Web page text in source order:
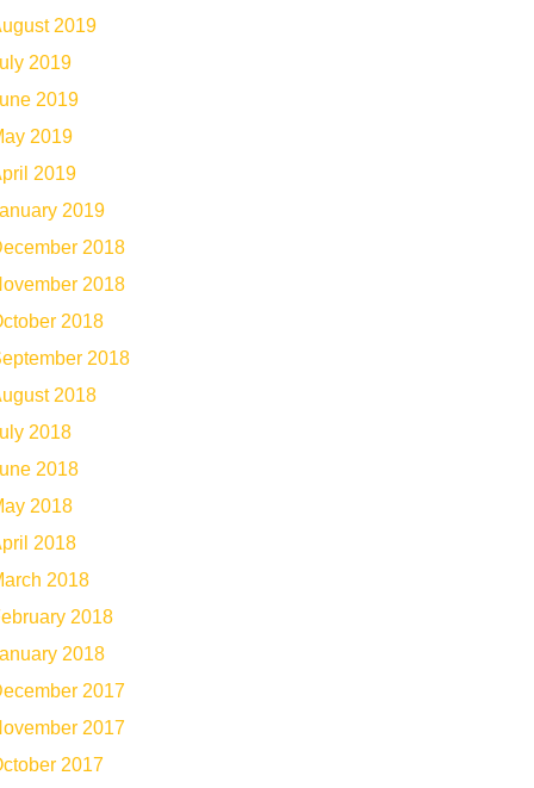
2019
2019
2019
2019
2019
2019
2018
2018
2018
2018
2018
2018
2018
2018
2018
2018
2018
2018
2017
2017
2017